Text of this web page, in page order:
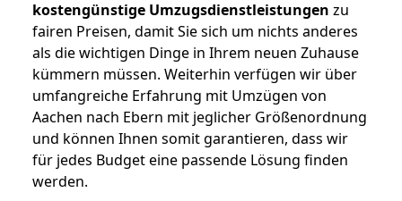
kostengünstige Umzugsdienstleistungen zu
fairen Preisen, damit Sie sich um nichts anderes
als die wichtigen Dinge in Ihrem neuen Zuhause
kümmern müssen. Weiterhin verfügen wir über
umfangreiche Erfahrung mit Umzügen von
Aachen nach Ebern mit jeglicher Größenordnung
und können Ihnen somit garantieren, dass wir
für jedes Budget eine passende Lösung finden
werden.